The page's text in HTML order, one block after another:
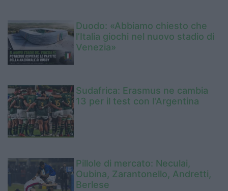
Duodo: «Abbiamo chiesto che
l’Italia giochi nel nuovo stadio di
Venezia»
Sudafrica: Erasmus ne cambia
13 per il test con l'Argentina
Pillole di mercato: Neculai,
Oubina, Zarantonello, Andretti,
Berlese